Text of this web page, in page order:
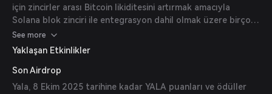
için zincirler arası Bitcoin likiditesini artırmak amacıyla
Solana blok zinciri ile entegrasyon dahil olmak üzere birçok
önemli dönüm noktasına ulaştı.
See more
Yaklaşan Etkinlikler
Son Airdrop
Yala, 8 Ekim 2025 tarihine kadar YALA puanları ve ödüller